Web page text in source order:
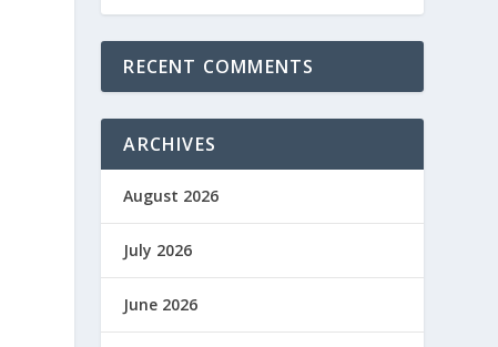
RECENT COMMENTS
ARCHIVES
August 2026
July 2026
June 2026